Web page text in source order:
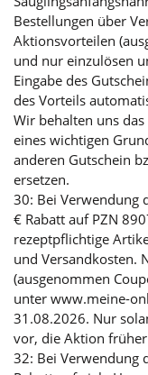
Bestellungen über
Aktionsvorteilen
und nur einzulösen
Eingabe des
des Vorteils
Wir behalten uns
eines wichtigen
anderen Gutschein
ersetzen.
30: Bei Verwendung
€ Rabatt auf PZN
rezeptpflichtige
und Versandkosten.
(ausgenommen
unter www.meine-
31.08.2026. Nur
vor, die Aktion früher
32: Bei Verwendung